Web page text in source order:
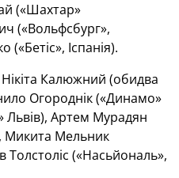
(«Шахтар»
(«Вольфсбург»,
Іспанія).
Калюжний (обидва
Огороднік («Динамо»
Львів), Артем Мурадян
Микита Мельник
Толстоліс («Насьйональ»,